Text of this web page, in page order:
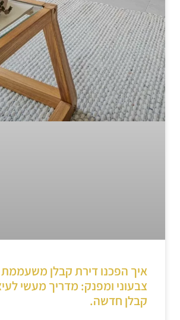
איך הפכנו דירת קבלן
צבעוני ומפנק: מדריך מעשי
קבלן חדשה.